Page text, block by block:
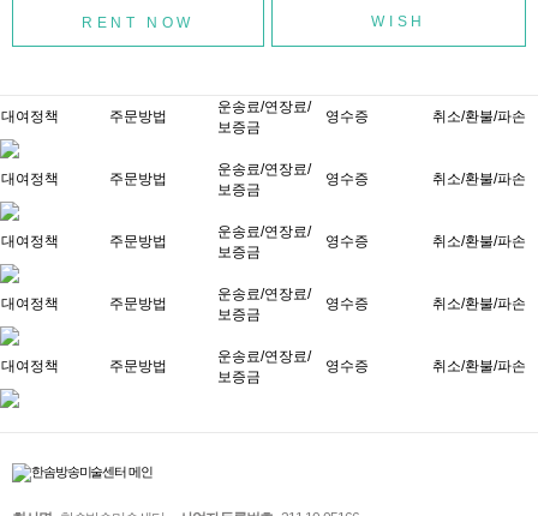
WISH
대여정책 주문방법
운송료/연장료/
보증금
영수증 취소/환불/파손
대여정책 주문방법
운송료/연장료/
보증금
영수증 취소/환불/파손
대여정책 주문방법
운송료/연장료/
보증금
영수증 취소/환불/파손
대여정책 주문방법
운송료/연장료/
보증금
영수증 취소/환불/파손
대여정책 주문방법
운송료/연장료/
보증금
영수증 취소/환불/파손